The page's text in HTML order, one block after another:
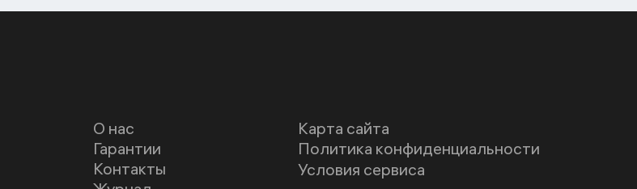
О нас
Гарантии
Контакты
Карта сайта
Политика конфиденциальности
Условия сервиса